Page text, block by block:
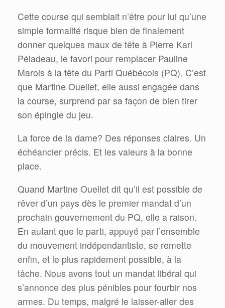
Cette course qui semblait n’être pour lui qu’une
simple formalité risque bien de finalement
donner quelques maux de tête à Pierre Karl
Péladeau, le favori pour remplacer Pauline
Marois à la tête du Parti Québécois (PQ). C’est
que Martine Ouellet, elle aussi engagée dans
la course, surprend par sa façon de bien tirer
son épingle du jeu.
La force de la dame? Des réponses claires. Un
échéancier précis. Et les valeurs à la bonne
place.
Quand Martine Ouellet dit qu’il est possible de
rêver d’un pays dès le premier mandat d’un
prochain gouvernement du PQ, elle a raison.
En autant que le parti, appuyé par l’ensemble
du mouvement indépendantiste, se remette
enfin, et le plus rapidement possible, à la
tâche. Nous avons tout un mandat libéral qui
s’annonce des plus pénibles pour fourbir nos
armes. Du temps, malgré le laisser-aller des